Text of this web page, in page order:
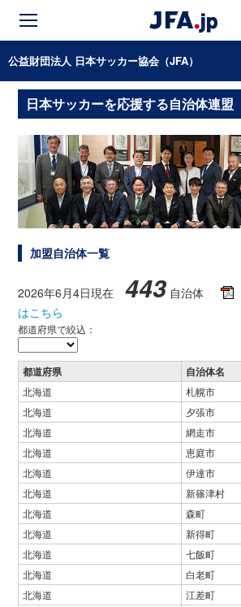
公益財団法人 日本サッカー協会（JFA）
日本サッカーを応援する自治体連盟
加盟自治体一覧
2026年6月4日現在 443 自治体
はこちら
都道府県で絞込：
都道府県 自治体名
北海道
札幌市
北海道
夕張市
北海道
網走市
北海道
恵庭市
北海道
伊達市
北海道
新篠津村
北海道
森町
北海道
新得町
北海道
七飯町
北海道
白老町
北海道
江差町